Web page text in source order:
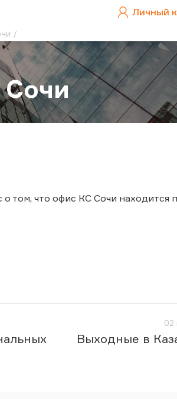
Личный
том, что офис КС Сочи находится
02
Выходные в